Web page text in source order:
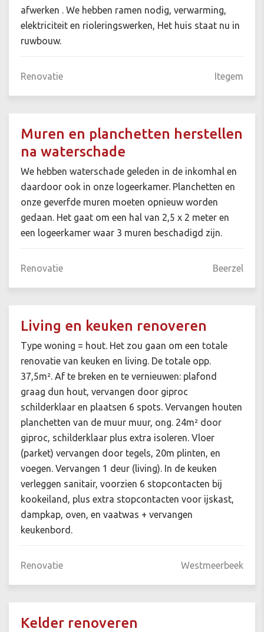
afwerken . We hebben ramen nodig, verwarming,
elektriciteit en rioleringswerken, Het huis staat nu in
ruwbouw.
Renovatie Itegem
Muren en planchetten herstellen
na waterschade
We hebben waterschade geleden in de inkomhal en
daardoor ook in onze logeerkamer. Planchetten en
onze geverfde muren moeten opnieuw worden
gedaan. Het gaat om een hal van 2,5 x 2 meter en
een logeerkamer waar 3 muren beschadigd zijn.
Renovatie Beerzel
Living en keuken renoveren
Type woning = hout. Het zou gaan om een totale
renovatie van keuken en living. De totale opp.
37,5m². Af te breken en te vernieuwen: plafond
graag dun hout, vervangen door giproc
schilderklaar en plaatsen 6 spots. Vervangen houten
planchetten van de muur muur, ong. 24m² door
giproc, schilderklaar plus extra isoleren. Vloer
(parket) vervangen door tegels, 20m plinten, en
voegen. Vervangen 1 deur (living). In de keuken
verleggen sanitair, voorzien 6 stopcontacten bij
kookeiland, plus extra stopcontacten voor ijskast,
dampkap, oven, en vaatwas + vervangen
keukenbord.
Renovatie Westmeerbeek
Kelder renoveren